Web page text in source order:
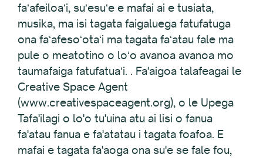
faʻafeiloaʻi, suʻesuʻe e mafai ai e tusiata,
musika, ma isi tagata faigaluega fatufatuga
ona faʻafesoʻotaʻi ma tagata faʻatau fale ma
pule o meatotino o loʻo avanoa avanoa mo
taumafaiga fatufatuaʻi. . Fa'aigoa talafeagai le
Creative Space Agent
(www.creativespaceagent.org), o le Upega
Tafa'ilagi o lo'o tu'uina atu ai lisi o fanua
fa'atau fanua e fa'atatau i tagata foafoa. E
mafai e tagata fa'aoga ona su'e se fale fou,